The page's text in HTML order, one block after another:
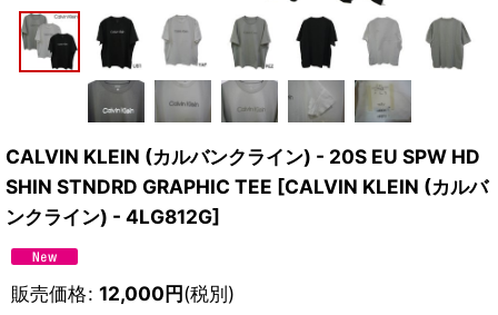
CALVIN KLEIN (カルバンクライン) - 20S EU SPW HD
SHIN STNDRD GRAPHIC TEE [CALVIN KLEIN (カルバ
ンクライン) - 4LG812G]
販売価格: 12,000円(税別)